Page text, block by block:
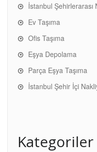
İstanbul Şehirlerarası
Ev Taşıma
Ofis Taşıma
Eşya Depolama
Parça Eşya Taşıma
İstanbul Şehir İçi
Kategoriler